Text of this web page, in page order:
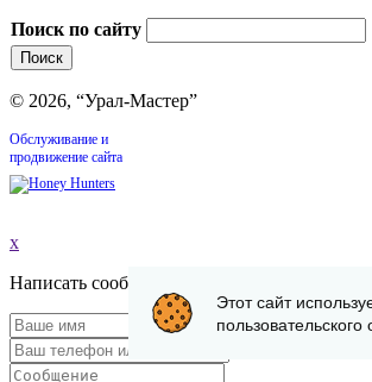
Поиск по сайту
© 2026, “Урал-Мастер”
Обслуживание и
продвижение сайта
x
Написать сообщение
Этот сайт